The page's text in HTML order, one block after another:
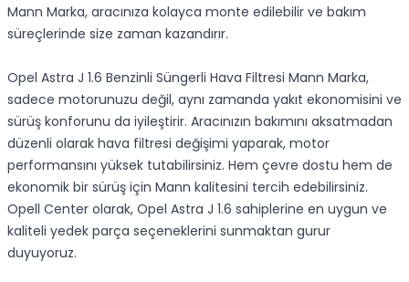
Mann Marka, aracınıza kolayca monte edilebilir ve bakım
süreçlerinde size zaman kazandırır.
Opel Astra J 1.6 Benzinli Süngerli Hava Filtresi Mann Marka,
sadece motorunuzu değil, aynı zamanda yakıt ekonomisini ve
sürüş konforunu da iyileştirir. Aracınızın bakımını aksatmadan
düzenli olarak hava filtresi değişimi yaparak, motor
performansını yüksek tutabilirsiniz. Hem çevre dostu hem de
ekonomik bir sürüş için Mann kalitesini tercih edebilirsiniz.
Opell Center olarak, Opel Astra J 1.6 sahiplerine en uygun ve
kaliteli yedek parça seçeneklerini sunmaktan gurur
duyuyoruz.